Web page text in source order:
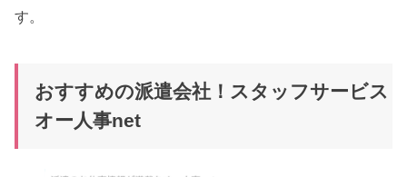
す。
おすすめの派遣会社！スタッフサービス
オー人事net